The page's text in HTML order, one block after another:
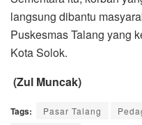
langsung dibantu
Puskesmas Talang yang
Kota Solok.
(Zul Muncak)
Tags: Pasar Talang